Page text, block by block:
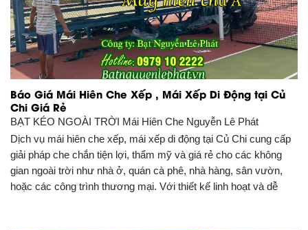
Báo Giá Mái Hiên Che Xếp , Mái Xếp Di Động tại Củ
Chi Giá Rẻ
BẠT KÉO NGOÀI TRỜI
Mái Hiên Che Nguyễn Lê Phát
Dịch vụ mái hiên che xếp, mái xếp di động tại Củ Chi cung cấp
giải pháp che chắn tiện lợi, thẩm mỹ và giá rẻ cho các không
gian ngoài trời như nhà ở, quán cà phê, nhà hàng, sân vườn,
hoặc các công trình thương mại. Với thiết kế linh hoạt và dễ